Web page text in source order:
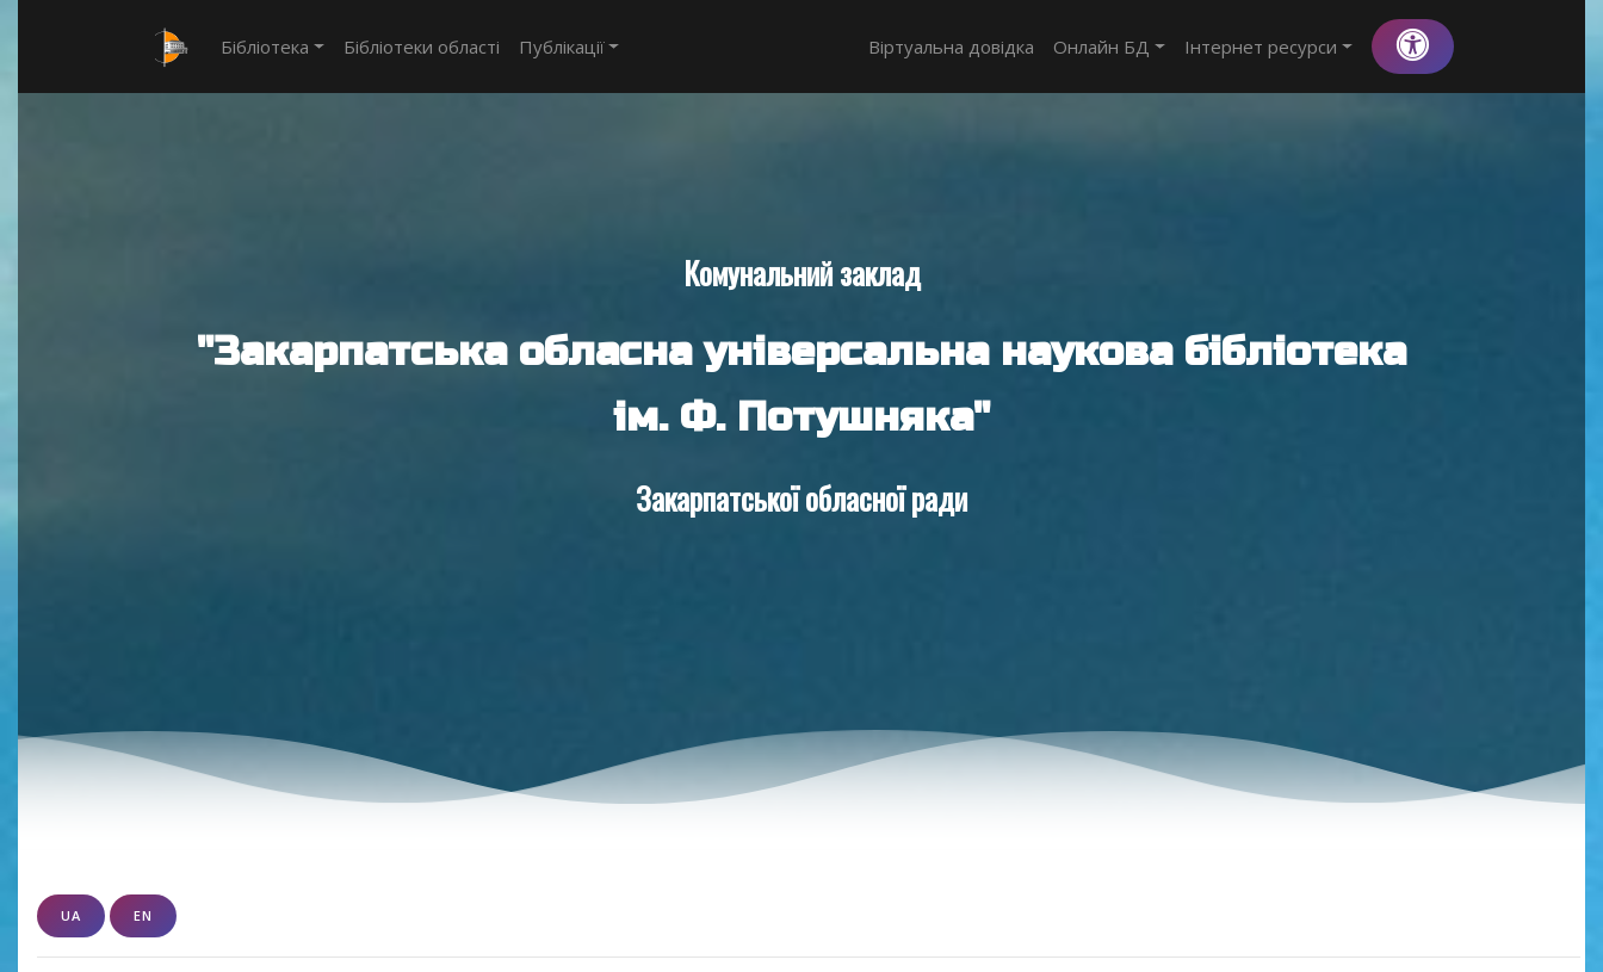
Бібліотека Бібліотеки області Публікації Віртуальна довідка Онлайн БД Інтернет ресурси
Комунальний заклад
"Закарпатська обласна універсальна наукова бібліотека
ім. Ф. Потушняка"
Закарпатської обласної ради
UA EN